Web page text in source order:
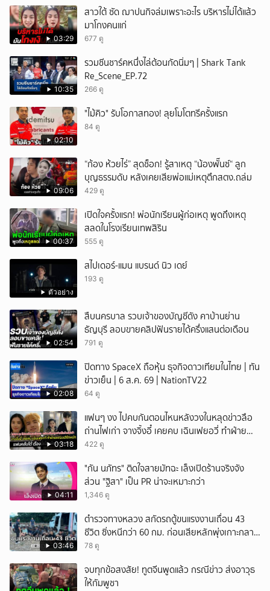
03:29
สาวใต้ ซัด ฌาปนกิจล่มเพราะอะไร บริหารไม่ได้แล้ว
มาโกงคนแก่
677 ดู
10:35
รวมซีนชาร์คหนึ่งไล่ต้อนกัดนิ่มๆ | Shark Tank
Re_Scene_EP.72
266 ดู
02:10
"ไม้คิว" รับโอกาสทอง! ลุยโมโตทรีครั้งแรก
84 ดู
09:06
“ก้อง ห้วยไร่” สุดช็อก! รู้สาเหตุ “น้องพั๊นซ์“ ลูก
บุญธรรมดับ หลังเคยเสียพ่อแม่เหตุตึกสตง.ถล่ม
429 ดู
00:37
เปิดใจครั้งแรก! พ่อนักเรียนผู้ก่อเหตุ พูดถึงเหตุ
สลดในโรงเรียนเทพสิริน
555 ดู
ตัวอย่าง
สไปเดอร์-แมน แบรนด์ นิว เดย์
193 ดู
02:54
สืบนครบาล รวบเจ้าของบัญชีดัง คาบ้านย่าน
ธัญบุรี ลอบขายคลิปฟันรายได้ครึ่งแสนต่อเดือน
791 ดู
02:08
ปิดทาง SpaceX ถือหุ้น ธุจกิจดาวเทียมในไทย | ทัน
ข่าวเย็น | 6 ส.ค. 69 | NationTV22
64 ดู
03:18
แฟนๆ งง ไปคบกันตอนไหนหลังวงในหลุดข่าวลือ
ถ่านไฟเก่า จางจิ้งอี๋ เคยคบ เฉินเฟยอวี่ ทำฝ่าย
หญิงเฮิร์ทหนัก
422 ดู
04:11
"กัน นภัทร" ติดใจสายมัทฉะ เล็งเปิดร้านจริงจัง
ส่วน "ฐิสา" เป็น PR น่าจะเหมาะกว่า
1,346 ดู
03:46
ตำรวจทางหลวง สกัดรถตู้ขนแรงงานเถื่อน 43
ชีวิต ซิ่งหนีกว่า 60 กม. ก่อนเสียหลักพุ่งเกาะกลาง
ถนน
78 ดู
จบทุกข้อสงสัย! ทูตจีนพูดแล้ว กรณีข่าว ส่งอาวุธ
ให้กัมพูชา
ยกเลิก